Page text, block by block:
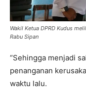
Wakil Ketua DPRD Kudus
Rabu Sipan
“Sehingga menjadi
penanganan
waktu lalu.